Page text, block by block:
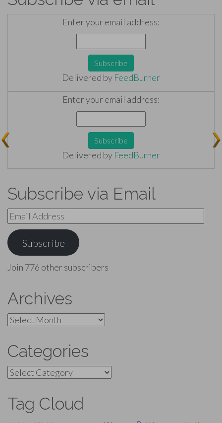
Enter your email address:
Delivered by FeedBurner
Enter your email address:
Delivered by FeedBurner
Subscribe via Email
Email
Address
Subscribe
Join 776 other subscribers
Archives
Archives
Categories
Categories
Tag Cloud